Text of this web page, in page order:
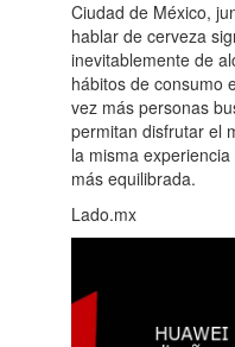
Ciudad de México,
hablar de cerveza
inevitablemente de
hábitos de consumo
vez más personas
permitan disfrutar el
la misma
más equilibrada.
Lado.mx